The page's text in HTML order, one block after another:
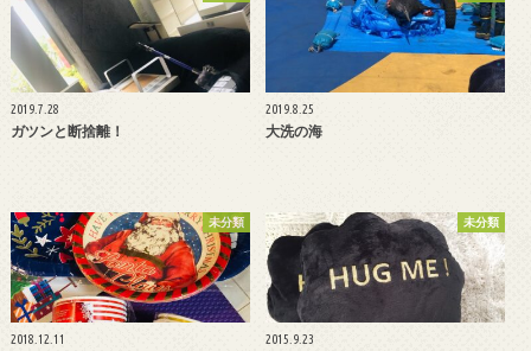
2019.7.28
ガツンと断捨離！
2019.8.25
大洗の海
未分類
2018.12.11
未分類
2015.9.23